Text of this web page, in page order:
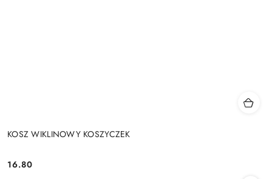
KOSZ WIKLINOWY KOSZYCZEK
Cena:
16.80